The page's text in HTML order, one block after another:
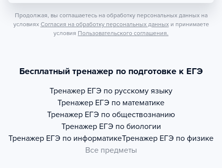
Продолжая, вы соглашаетесь на обработку персональных данных на
условиях Согласия на обработку персональных данных и принимаете
условия Пользовательского соглашения.
Бесплатный тренажер по подготовке к ЕГЭ
Тренажер ЕГЭ по русскому языку
Тренажер ЕГЭ по математике
Тренажер ЕГЭ по обществознанию
Тренажер ЕГЭ по биологии
Тренажер ЕГЭ по информатикеТренажер ЕГЭ по физике
Все предметы